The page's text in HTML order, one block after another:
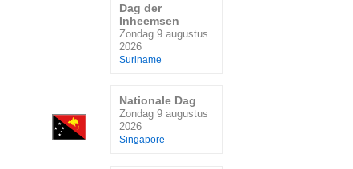
Dag der
Inheemsen
Zondag 9 augustus
2026
Suriname
Nationale Dag
Zondag 9 augustus
2026
Singapore